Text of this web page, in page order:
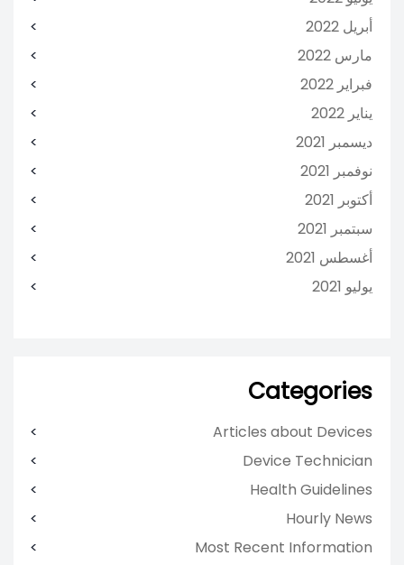
أبريل 2022
مارس 2022
فبراير 2022
يناير 2022
ديسمبر 2021
نوفمبر 2021
أكتوبر 2021
سبتمبر 2021
أغسطس 2021
يوليو 2021
Categories
Articles about Devices
Device Technician
Health Guidelines
Hourly News
Most Recent Information